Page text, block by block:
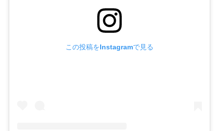
この投稿をInstagramで見る